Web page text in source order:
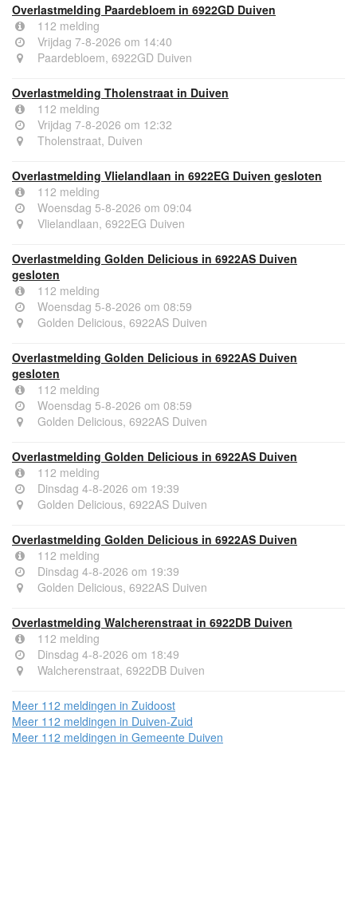
Overlastmelding Paardebloem in 6922GD Duiven
112 melding
Vrijdag 7-8-2026 om 14:40
Paardebloem, 6922GD Duiven
Overlastmelding Tholenstraat in Duiven
112 melding
Vrijdag 7-8-2026 om 12:32
Tholenstraat, Duiven
Overlastmelding Vlielandlaan in 6922EG Duiven gesloten
112 melding
Woensdag 5-8-2026 om 09:04
Vlielandlaan, 6922EG Duiven
Overlastmelding Golden Delicious in 6922AS Duiven
gesloten
112 melding
Woensdag 5-8-2026 om 08:59
Golden Delicious, 6922AS Duiven
Overlastmelding Golden Delicious in 6922AS Duiven
gesloten
112 melding
Woensdag 5-8-2026 om 08:59
Golden Delicious, 6922AS Duiven
Overlastmelding Golden Delicious in 6922AS Duiven
112 melding
Dinsdag 4-8-2026 om 19:39
Golden Delicious, 6922AS Duiven
Overlastmelding Golden Delicious in 6922AS Duiven
112 melding
Dinsdag 4-8-2026 om 19:39
Golden Delicious, 6922AS Duiven
Overlastmelding Walcherenstraat in 6922DB Duiven
112 melding
Dinsdag 4-8-2026 om 18:49
Walcherenstraat, 6922DB Duiven
Meer 112 meldingen in Zuidoost
Meer 112 meldingen in Duiven-Zuid
Meer 112 meldingen in Gemeente Duiven